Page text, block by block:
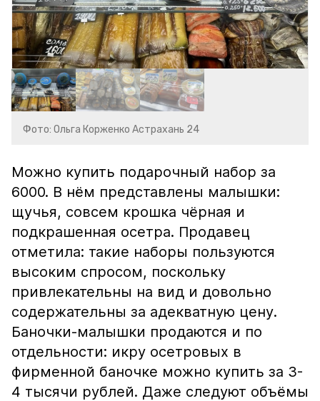
Фото: Ольга Корженко Астрахань 24
Можно купить подарочный набор за
6000. В нём представлены малышки:
щучья, совсем крошка чёрная и
подкрашенная осетра. Продавец
отметила: такие наборы пользуются
высоким спросом, поскольку
привлекательны на вид и довольно
содержательны за адекватную цену.
Баночки-малышки продаются и по
отдельности: икру осетровых в
фирменной баночке можно купить за 3-
4 тысячи рублей. Даже следуют объёмы